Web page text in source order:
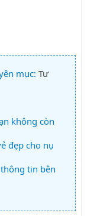
mục: Tư
không còn
đẹp cho nụ
tin bên